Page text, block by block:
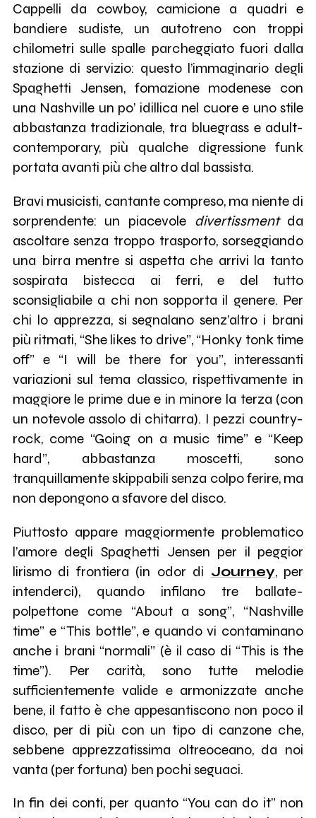
Cappelli da cowboy, camicione a quadri e
bandiere sudiste, un autotreno con troppi
chilometri sulle spalle parcheggiato fuori dalla
stazione di servizio: questo l’immaginario degli
Spaghetti Jensen, fomazione modenese con
una Nashville un po’ idillica nel cuore e uno stile
abbastanza tradizionale, tra bluegrass e adult-
contemporary, più qualche digressione funk
portata avanti più che altro dal bassista.
Bravi musicisti, cantante compreso, ma niente di
sorprendente: un piacevole divertissmentda
ascoltare senza troppo trasporto, sorseggiando
una birra mentre si aspetta che arrivi la tanto
sospirata bistecca ai ferri, e del tutto
sconsigliabile a chi non sopporta il genere. Per
chi lo apprezza, si segnalano senz’altro i brani
più ritmati, “She likes to drive”, “Honky tonk time
off” e “I will be there for you”, interessanti
variazioni sul tema classico, rispettivamente in
maggiore le prime due e in minore la terza (con
un notevole assolo di chitarra). I pezzi country-
rock, come “Going on a music time” e “Keep
hard”, abbastanza moscetti, sono
tranquillamente skippabili senza colpo ferire, ma
non depongono a sfavore del disco.
Piuttosto appare maggiormente problematico
l’amore degli Spaghetti Jensen per il peggior
lirismo di frontiera (in odor di Journey, per
intenderci), quando infilano tre ballate-
polpettone come “About a song”, “Nashville
time” e “This bottle”, e quando vi contaminano
anche i brani “normali” (è il caso di “This is the
time”). Per carità, sono tutte melodie
sufficientemente valide e armonizzate anche
bene, il fatto è che appesantiscono non poco il
disco, per di più con un tipo di canzone che,
sebbene apprezzatissima oltreoceano, da noi
vanta (per fortuna) ben pochi seguaci.
In fin dei conti, per quanto “You can do it” non